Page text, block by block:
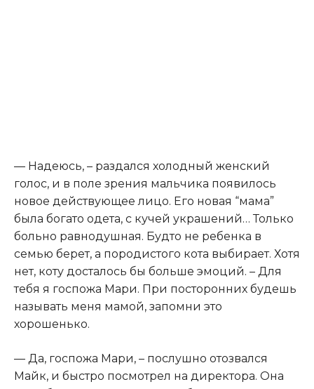
— Надеюсь, – раздался холодный женский
голос, и в поле зрения мальчика появилось
новое действующее лицо. Его новая “мама”
была богато одета, с кучей украшений… Только
больно равнодушная. Будто не ребенка в
семью берет, а породистого кота выбирает. Хотя
нет, коту досталось бы больше эмоций. – Для
тебя я госпожа Мари. При посторонних будешь
называть меня мамой, запомни это
хорошенько.
— Да, госпожа Мари, – послушно отозвался
Майк, и быстро посмотрел на директора. Она